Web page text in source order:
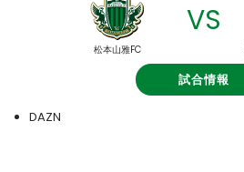
松本山雅FC
VS
試合情報
DAZN